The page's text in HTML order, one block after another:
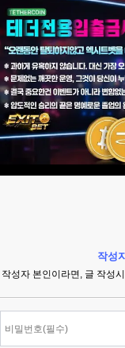
작성
작성자 본인이라면, 글 작성